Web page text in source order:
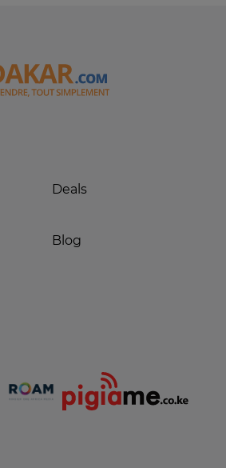
Deals
Blog